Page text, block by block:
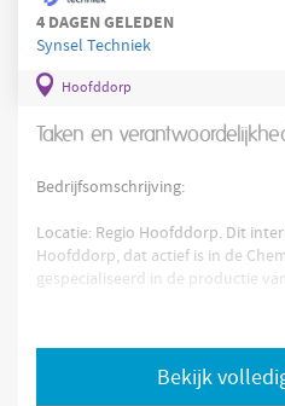
4 DAGEN GELEDEN
Synsel Techniek
Hoofddorp
Taken en
Bedrijfsomschrijving:
Locatie: Regio Hoofddorp. Dit
Hoofddorp, dat actief is in de
gespecialiseerd in de productie
en zorg je voor een efficiënt
ploegensysteem en bent
van controles, het signaleren van
Bekijk